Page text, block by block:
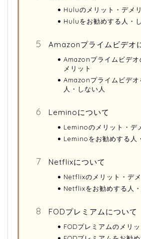
Huluのメリット・デメ
Huluをお勧めする人・
Amazonプライムビデオ
Amazonプライムビデ
メリット
Amazonプライムビデオ
人・しない人
Leminoについて
Leminoのメリット・デ
Leminoをお勧めする人
Netflixについて
Netflixのメリット・デ
Netflixをお勧めする人
FODプレミアムについて
FODプレミアムのメリ